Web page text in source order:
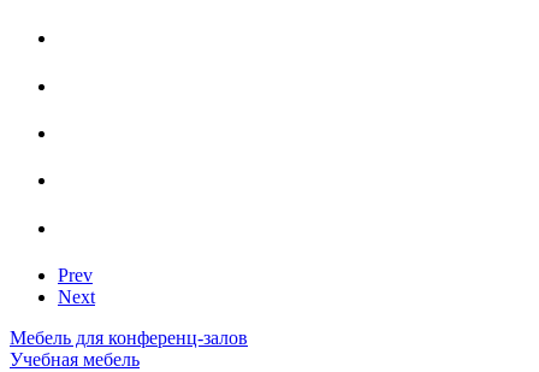
Prev
Next
Мебель для конференц-залов
Учебная мебель